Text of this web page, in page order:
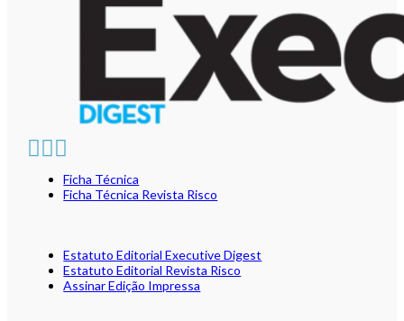
Ficha Técnica
Ficha Técnica Revista Risco
Estatuto Editorial Executive Digest
Estatuto Editorial Revista Risco
Assinar Edição Impressa